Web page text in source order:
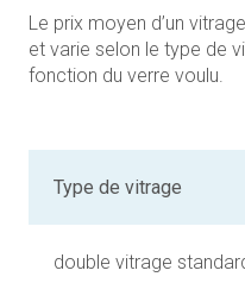
Le prix moyen d’un
et varie selon le type de
fonction du verre voulu.
Type de vitrage
double vitrage